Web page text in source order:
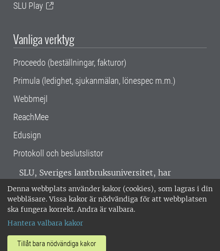
Denna webbplats använder kakor (cookies), som lagras i din
webbläsare. Vissa kakor är nödvändiga för att webbplatsen
ska fungera korrekt. Andra är valbara.
Hantera valbara kakor
Tillåt bara nödvändiga kakor
SLU Play
Vanliga verktyg
Proceedo (beställningar, fakturor)
Primula (ledighet, sjukanmälan, lönespec m.m.)
Webbmejl
ReachMee
Edusign
Protokoll och beslutslistor
SLU, Sveriges lantbruksuniversitet, har
verksamhet över hela Sverige. Huvudorter är
Alnarp, Uppsala och Umeå.SLU är
miljöcertifierat enligt ISO 14001. •
018-67 10 00 • Org nr: 202100-2817 •
Om SLU:s webbplatser